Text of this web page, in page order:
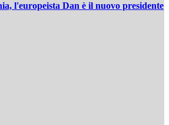
l'europeista Dan è il nuovo presidente